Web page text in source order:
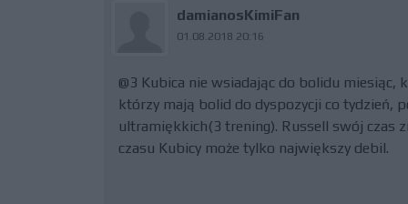
damianosKimiFan
01.08.2018 20:16
@3 Kubica nie wsiadając do bolidu miesiąc,
którzy mają bolid do dyspozycji co tydzień,
ultramiękkich(3 trening). Russell swój czas
czasu Kubicy może tylko największy debil.